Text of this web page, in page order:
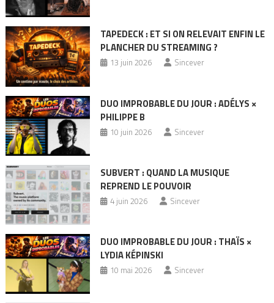
TAPEDECK : ET SI ON RELEVAIT ENFIN LE
PLANCHER DU STREAMING ?
13 juin 2026 Sincever
DUO IMPROBABLE DU JOUR : ADÉLYS ×
PHILIPPE B
10 juin 2026 Sincever
SUBVERT : QUAND LA MUSIQUE
REPREND LE POUVOIR
4 juin 2026 Sincever
DUO IMPROBABLE DU JOUR : THAÏS ×
LYDIA KÉPINSKI
10 mai 2026 Sincever